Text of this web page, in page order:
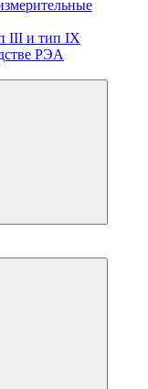
III и тип IX
РЭА